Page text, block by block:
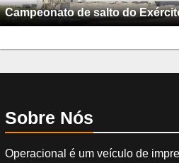
Campeonato de salto do
Sobre Nós
Operacional é um veículo de